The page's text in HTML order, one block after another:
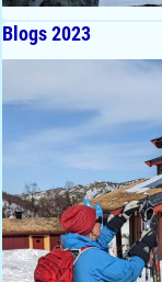
Blogs 2023